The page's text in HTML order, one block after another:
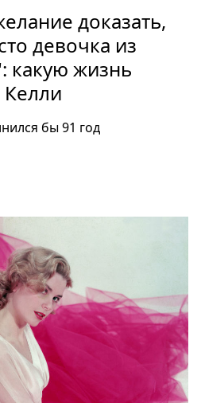
доказать,
девочка из
какую жизнь
бы 91 год